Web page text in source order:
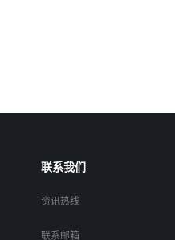
联系我们
资讯热线
联系邮箱